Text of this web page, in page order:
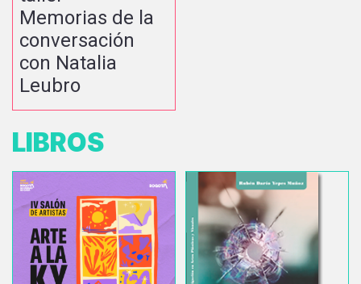
Memorias de la
conversación
con Natalia
Leubro
LIBROS